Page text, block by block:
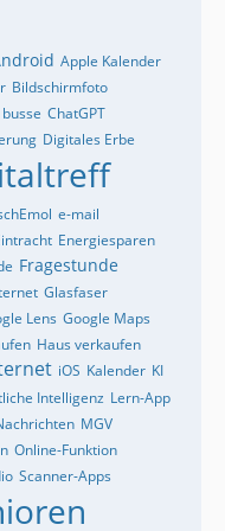
Apple Kalender
Bildschirmfoto
busse ChatGPT
Digitales Erbe
e-mail
Energiesparen
Fragestunde
Glasfaser
Lens Google Maps
Haus verkaufen
iOS Kalender KI
Intelligenz Lern-App
MGV
Online-Funktion
Scanner-Apps